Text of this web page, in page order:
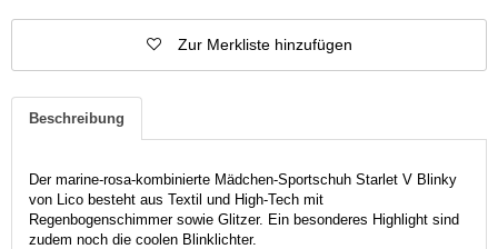
Zur Merkliste hinzufügen
Beschreibung
Der marine-rosa-kombinierte Mädchen-Sportschuh Starlet V Blinky
von Lico besteht aus Textil und High-Tech mit
Regenbogenschimmer sowie Glitzer. Ein besonderes Highlight sind
zudem noch die coolen Blinklichter.